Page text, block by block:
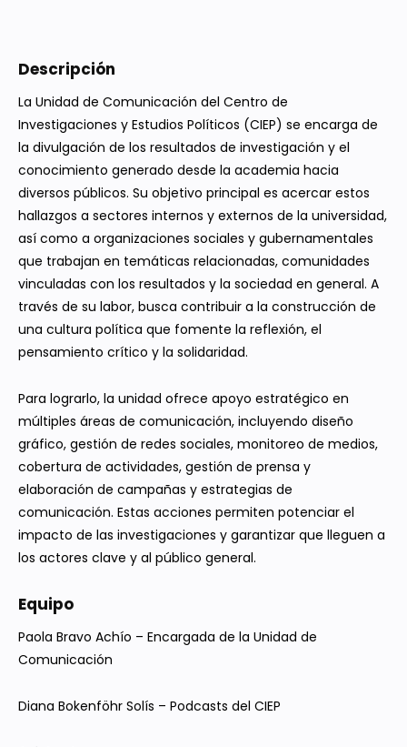
Descripción
La Unidad de Comunicación del Centro de
Investigaciones y Estudios Políticos (CIEP) se encarga de
la divulgación de los resultados de investigación y el
conocimiento generado desde la academia hacia
diversos públicos. Su objetivo principal es acercar estos
hallazgos a sectores internos y externos de la universidad,
así como a organizaciones sociales y gubernamentales
que trabajan en temáticas relacionadas, comunidades
vinculadas con los resultados y la sociedad en general. A
través de su labor, busca contribuir a la construcción de
una cultura política que fomente la reflexión, el
pensamiento crítico y la solidaridad.
Para lograrlo, la unidad ofrece apoyo estratégico en
múltiples áreas de comunicación, incluyendo diseño
gráfico, gestión de redes sociales, monitoreo de medios,
cobertura de actividades, gestión de prensa y
elaboración de campañas y estrategias de
comunicación. Estas acciones permiten potenciar el
impacto de las investigaciones y garantizar que lleguen a
los actores clave y al público general.
Equipo
Paola Bravo Achío – Encargada de la Unidad de
Comunicación
Diana Bokenföhr Solís – Podcasts del CIEP